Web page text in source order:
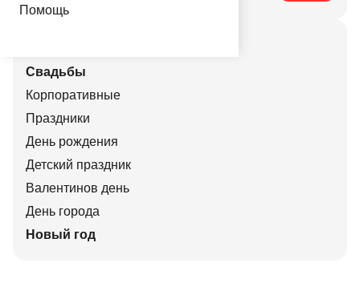
Помощь
Свадьбы
Корпоративные
Праздники
День рождения
Детский праздник
Валентинов день
День города
Новый год